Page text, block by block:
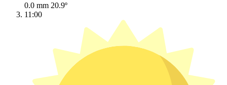
0.0 mm 20.9º
11:00